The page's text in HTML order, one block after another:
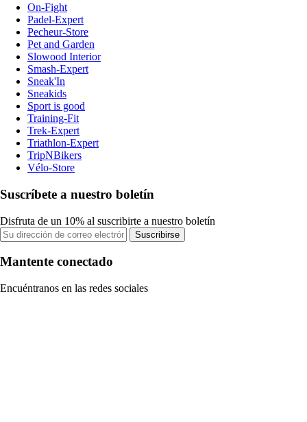
On-Fight
Padel-Expert
Pecheur-Store
Pet and Garden
Slowood Interior
Smash-Expert
Sneak'In
Sneakids
Sport is good
Training-Fit
Trek-Expert
Triathlon-Expert
TripNBikers
Vélo-Store
Suscríbete a nuestro boletín
Disfruta de un 10% al suscribirte a nuestro boletín
Suscribirse
Mantente conectado
Encuéntranos en las redes sociales